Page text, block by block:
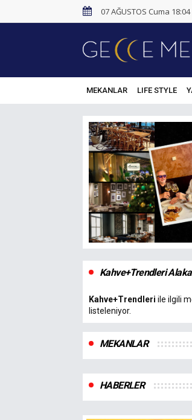
07 AĞUSTOS Cuma 18:04
MEKANLAR LIFE STYLE
Kahve+Trendleri
Kahve+Trendleri ile ilgili
listeleniyor.
MEKANLAR
HABERLER